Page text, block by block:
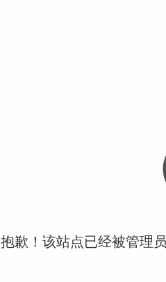
抱歉！该站点已经被管理